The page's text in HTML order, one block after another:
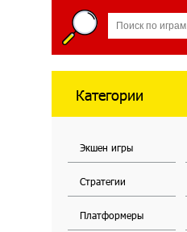
Категории
Экшен игры
Стратегии
Платформеры